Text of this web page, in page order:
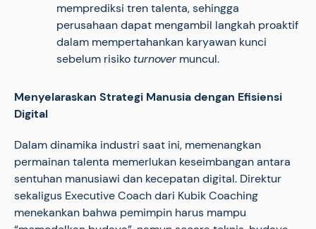
memprediksi tren talenta, sehingga
perusahaan dapat mengambil langkah proaktif
dalam mempertahankan karyawan kunci
sebelum risiko turnover muncul.
Menyelaraskan Strategi Manusia dengan Efisiensi
Digital
Dalam dinamika industri saat ini, memenangkan
permainan talenta memerlukan keseimbangan antara
sentuhan manusiawi dan kecepatan digital. Direktur
sekaligus Executive Coach dari Kubik Coaching
menekankan bahwa pemimpin harus mampu